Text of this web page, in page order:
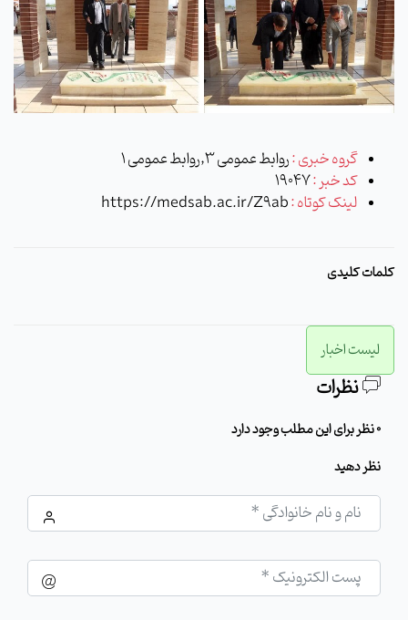
گروه خبری :روابط عمومی 3,روابط عمومی 1
کد خبر :19047
لینک کوتاه :https://medsab.ac.ir/Z9ab
کلمات کلیدی
لیست اخبار
نظرات
0 نظر برای این مطلب وجود دارد
نظر دهید